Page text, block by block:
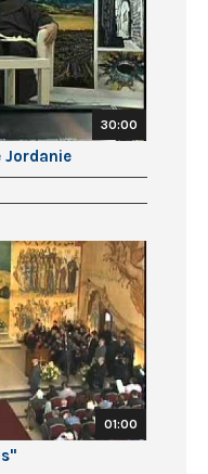
30:00
Jordanie
01:00